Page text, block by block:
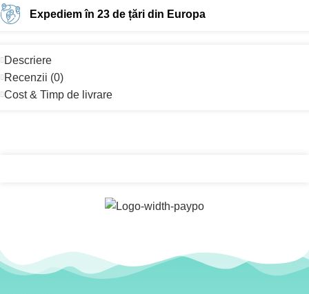
Expediem în 23 de țări din Europa
Descriere
Recenzii (0)
Cost & Timp de livrare